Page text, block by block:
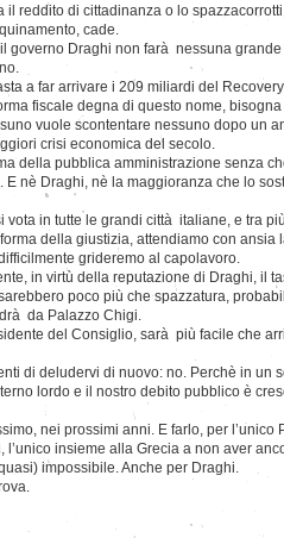
reddito di cittadinanza o lo
cade.
governo Draghi non farà nessuna
a far arrivare i 209 miliardi del
fiscale degna di questo nome,
vuole scontentare nessuno dopo un
crisi economica del secolo.
della pubblica amministrazione senza
nè Draghi, nè la maggioranza che lo
vota in tutte le grandi città italiane, e tra
della giustizia, attendiamo con ansia
grideremo al capolavoro.
in virtù della reputazione di Draghi, il
poco più che spazzatura,
da Palazzo Chigi.
del Consiglio, sarà più facile che
di deludervi di nuovo: no. Perchè in un
lordo e il nostro debito pubblico è
nei prossimi anni. E farlo, per l’unico
insieme alla Grecia a non aver
impossibile. Anche per Draghi.